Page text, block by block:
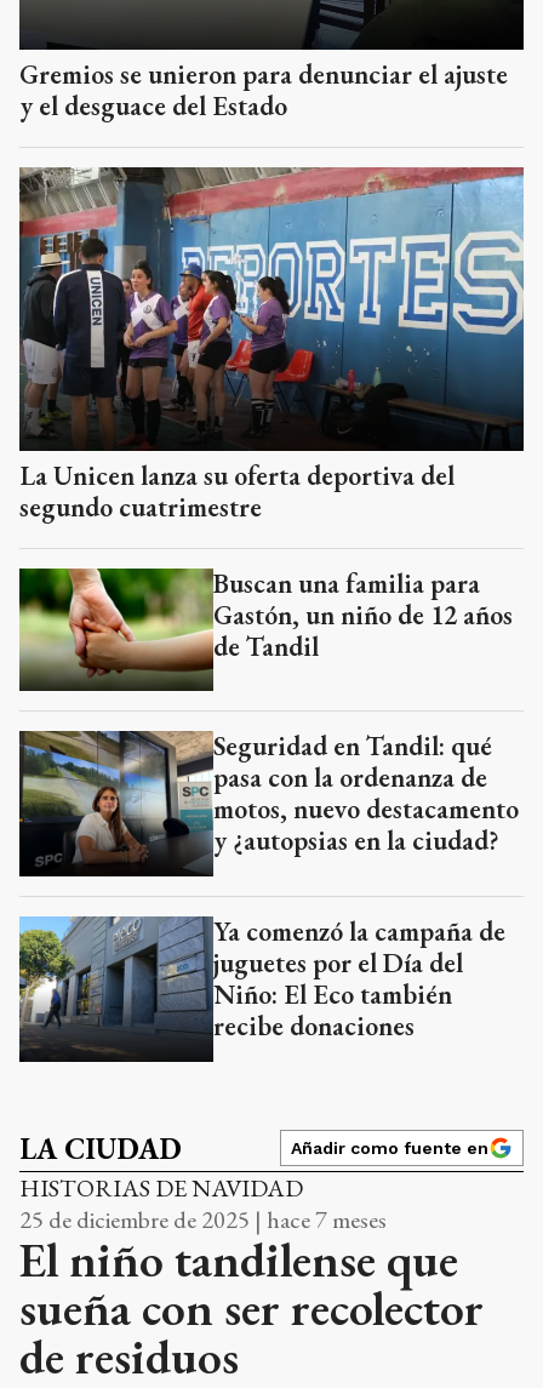
Gremios se unieron para denunciar el ajuste
y el desguace del Estado
La Unicen lanza su oferta deportiva del
segundo cuatrimestre
Buscan una familia para
Gastón, un niño de 12 años
de Tandil
Seguridad en Tandil: qué
pasa con la ordenanza de
motos, nuevo destacamento
y ¿autopsias en la ciudad?
Ya comenzó la campaña de
juguetes por el Día del
Niño: El Eco también
recibe donaciones
LA CIUDAD Añadir como fuente en
HISTORIAS DE NAVIDAD
25 de diciembre de 2025 | hace 7 meses
El niño tandilense que
sueña con ser recolector
de residuos